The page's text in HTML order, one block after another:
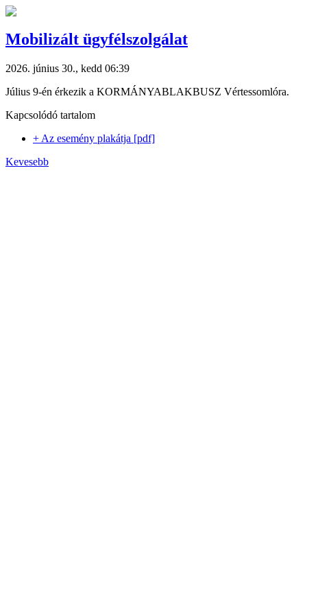
Mobilizált ügyfélszolgálat
2026. június 30., kedd 06:39
Július 9-én érkezik a KORMÁNYABLAKBUSZ Vértessomlóra.
Kapcsolódó tartalom
+ Az esemény plakátja [pdf]
Kevesebb